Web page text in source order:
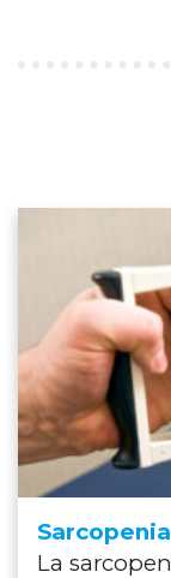
Sarcopenia
La